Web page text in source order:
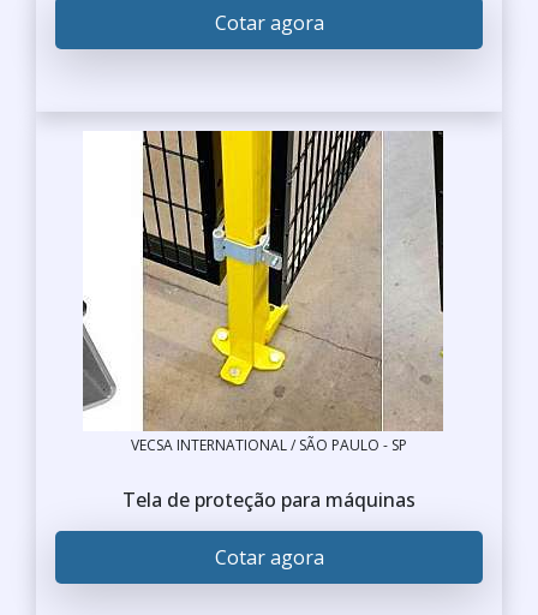
Cotar agora
VECSA INTERNATIONAL / SÃO PAULO - SP
Tela de proteção para máquinas
Cotar agora